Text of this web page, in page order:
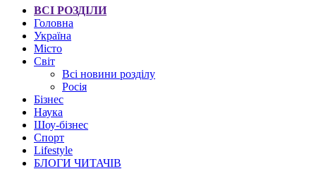
ВСІ РОЗДІЛИ
Головна
Україна
Місто
Світ
Всі новини розділу
Росія
Бізнес
Наука
Шоу-бізнес
Спорт
Lifestyle
БЛОГИ ЧИТАЧІВ